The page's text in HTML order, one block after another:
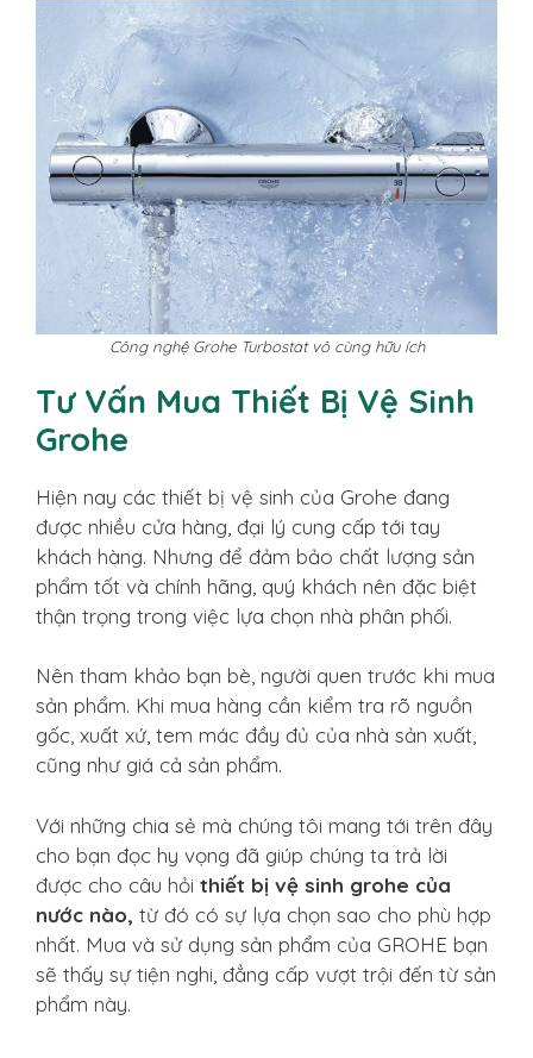
Công nghệ Grohe Turbostat vô cùng hữu ích
Tư Vấn Mua Thiết Bị Vệ Sinh
Grohe
Hiện nay các thiết bị vệ sinh của Grohe đang
được nhiều cửa hàng, đại lý cung cấp tới tay
khách hàng. Nhưng để đảm bảo chất lượng sản
phẩm tốt và chính hãng, quý khách nên đặc biệt
thận trọng trong việc lựa chọn nhà phân phối.
Nên tham khảo bạn bè, người quen trước khi mua
sản phẩm. Khi mua hàng cần kiểm tra rõ nguồn
gốc, xuất xứ, tem mác đầy đủ của nhà sản xuất,
cũng như giá cả sản phẩm.
Với những chia sẻ mà chúng tôi mang tới trên đây
cho bạn đọc hy vọng đã giúp chúng ta trả lời
được cho câu hỏi thiết bị vệ sinh grohe của
nước nào, từ đó có sự lựa chọn sao cho phù hợp
nhất. Mua và sử dụng sản phẩm của GROHE bạn
sẽ thấy sự tiện nghi, đẳng cấp vượt trội đến từ sản
phẩm này.